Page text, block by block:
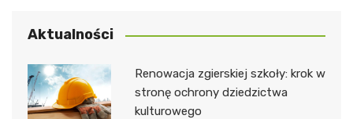
Aktualności
Renowacja zgierskiej szkoły: krok w
stronę ochrony dziedzictwa
kulturowego